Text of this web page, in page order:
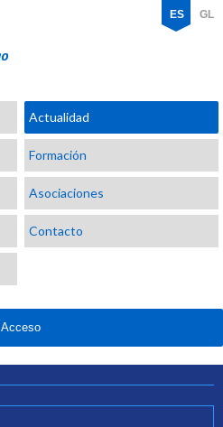
ES GL
Actualidad
Formación
Asociaciones
Contacto
Acceso